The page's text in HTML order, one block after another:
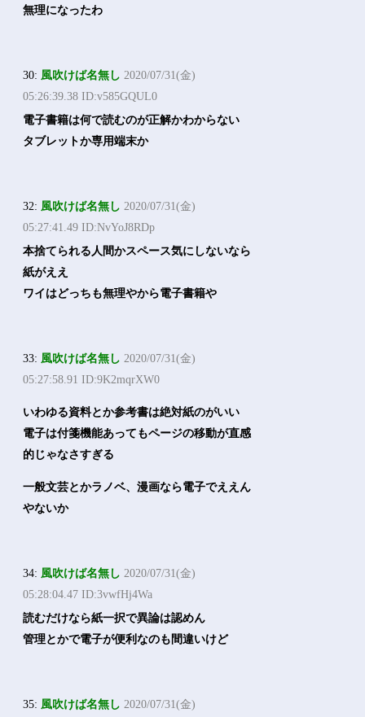
無理になったわ
30: 風吹けば名無し 2020/07/31(金)
05:26:39.38 ID:v585GQUL0
電子書籍は何で読むのが正解かわからない
タブレットか専用端末か
32: 風吹けば名無し 2020/07/31(金)
05:27:41.49 ID:NvYoJ8RDp
本捨てられる人間かスペース気にしないなら
紙がええ
ワイはどっちも無理やから電子書籍や
33: 風吹けば名無し 2020/07/31(金)
05:27:58.91 ID:9K2mqrXW0
いわゆる資料とか参考書は絶対紙のがいい
電子は付箋機能あってもページの移動が直感
的じゃなさすぎる
一般文芸とかラノベ、漫画なら電子でええん
やないか
34: 風吹けば名無し 2020/07/31(金)
05:28:04.47 ID:3vwfHj4Wa
読むだけなら紙一択で異論は認めん
管理とかで電子が便利なのも間違いけど
35: 風吹けば名無し 2020/07/31(金)